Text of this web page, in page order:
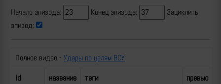
Начало эпизода: Конец эпизода:
Зациклить
эпизод:
Полное видео - Удары по целям ВСУ
id
название теги превью